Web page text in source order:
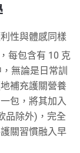
性與體感同樣
每包含有 10 克
無論是日常訓
補充護關營養
包，將其加入
品除外)，完全
關習慣融入早